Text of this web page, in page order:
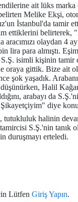
ait lüks
belirten Melike Ekşi,
İstanbul'da tamir
ettiklerini belirterek,
aracımızı olaydan 4
lira para almıştı.
isimli kişinin tamir
oraya gittik. Bize ait
şok yaşadık.
Halil
arabayı da
Şikayetçiyim" diye
halinin
S.Ş.'nin tanık
duruşmayı erteledi.
Lütfen Giriş Yapın.